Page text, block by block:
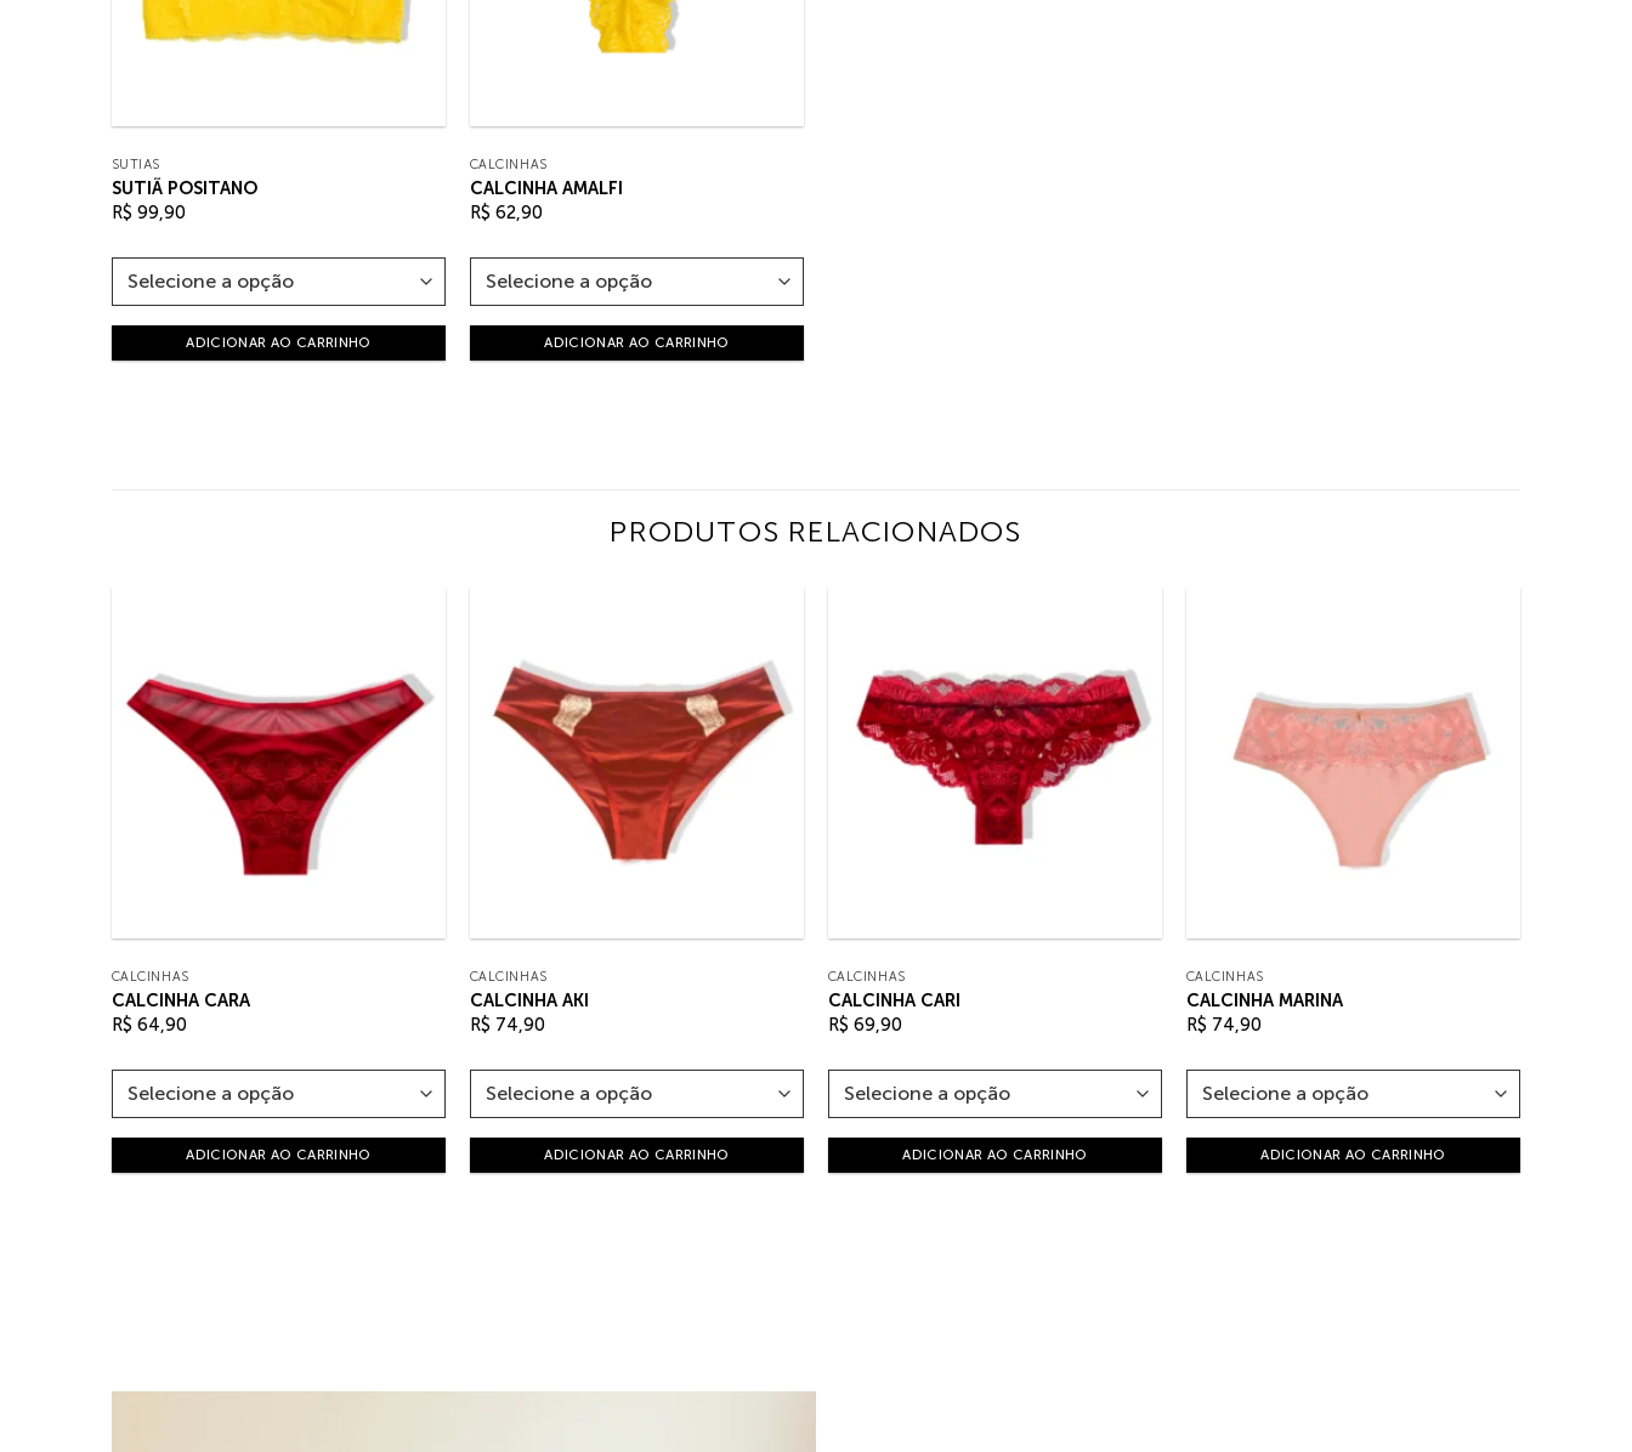
SUTIÃS
SUTIÃ POSITANO
R$ 99,90
ADICIONAR AO CARRINHO
CALCINHAS
CALCINHA AMALFI
R$ 62,90
ADICIONAR AO CARRINHO
PRODUTOS RELACIONADOS
CALCINHAS
CALCINHA CARA
R$ 64,90
ADICIONAR AO CARRINHO
CALCINHAS
CALCINHA AKI
R$ 74,90
ADICIONAR AO CARRINHO
CALCINHAS
CALCINHA CARI
R$ 69,90
ADICIONAR AO CARRINHO
CALCINHAS
CALCINHA MARINA
R$ 74,90
ADICIONAR AO CARRINHO